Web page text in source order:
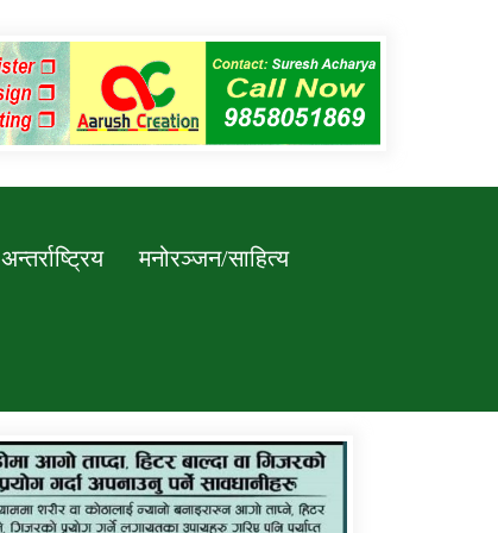
अन्तर्राष्ट्रिय मनोरञ्जन/साहित्य
कर्णाली प्रविधि शिक्षालय जुम्लाको सुचना